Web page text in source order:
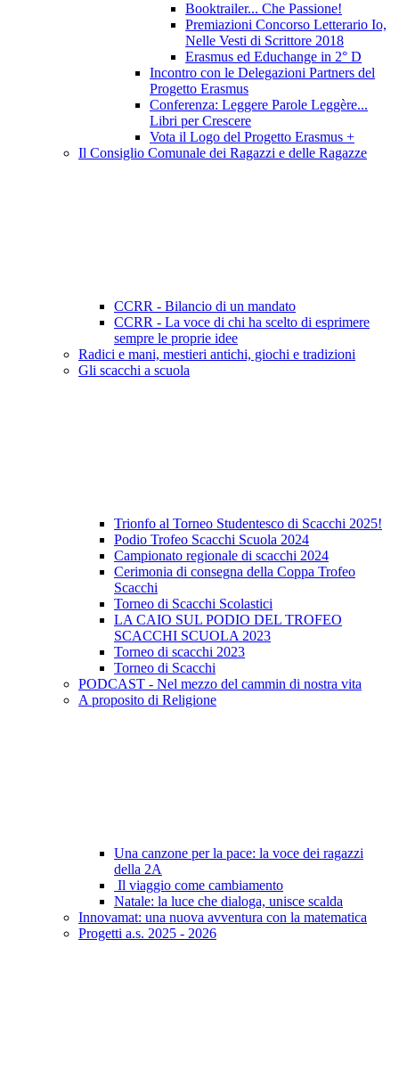
Booktrailer... Che Passione!
Premiazioni Concorso Letterario Io,
Nelle Vesti di Scrittore 2018
Erasmus ed Educhange in 2° D
Incontro con le Delegazioni Partners del
Progetto Erasmus
Conferenza: Leggere Parole Leggère...
Libri per Crescere
Vota il Logo del Progetto Erasmus +
Il Consiglio Comunale dei Ragazzi e delle Ragazze
CCRR - Bilancio di un mandato
CCRR - La voce di chi ha scelto di esprimere
sempre le proprie idee
Radici e mani, mestieri antichi, giochi e tradizioni
Gli scacchi a scuola
Trionfo al Torneo Studentesco di Scacchi 2025!
Podio Trofeo Scacchi Scuola 2024
Campionato regionale di scacchi 2024
Cerimonia di consegna della Coppa Trofeo
Scacchi
Torneo di Scacchi Scolastici
LA CAIO SUL PODIO DEL TROFEO
SCACCHI SCUOLA 2023
Torneo di scacchi 2023
Torneo di Scacchi
PODCAST - Nel mezzo del cammin di nostra vita
A proposito di Religione
Una canzone per la pace: la voce dei ragazzi
della 2A
Il viaggio come cambiamento
Natale: la luce che dialoga, unisce scalda
Innovamat: una nuova avventura con la matematica
Progetti a.s. 2025 - 2026